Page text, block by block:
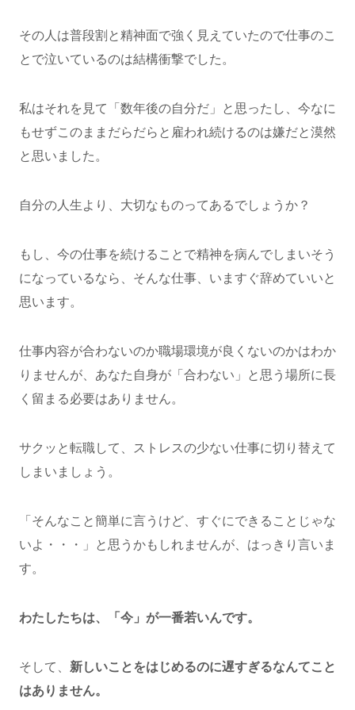
その人は普段割と精神面で強く見えていたので仕事のこ
とで泣いているのは結構衝撃でした。
私はそれを見て「数年後の自分だ」と思ったし、今なに
もせずこのままだらだらと雇われ続けるのは嫌だと漠然
と思いました。
自分の人生より、大切なものってあるでしょうか？
もし、今の仕事を続けることで精神を病んでしまいそう
になっているなら、そんな仕事、いますぐ辞めていいと
思います。
仕事内容が合わないのか職場環境が良くないのかはわか
りませんが、あなた自身が「合わない」と思う場所に長
く留まる必要はありません。
サクッと転職して、ストレスの少ない仕事に切り替えて
しまいましょう。
「そんなこと簡単に言うけど、すぐにできることじゃな
いよ・・・」と思うかもしれませんが、はっきり言いま
す。
わたしたちは、「今」が一番若いんです。
そして、 新しいことをはじめるのに遅すぎるなんてこと
はありません。